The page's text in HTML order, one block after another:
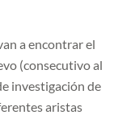
a encontrar el
(consecutivo al
investigación de
aristas